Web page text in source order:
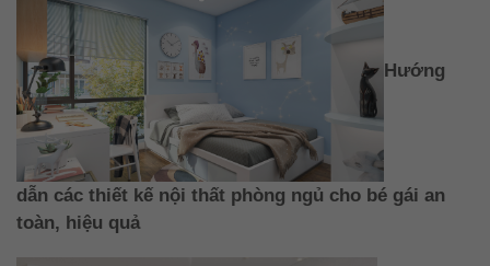
Hướng
dẫn các thiết kế nội thất phòng ngủ cho bé gái an
toàn, hiệu quả